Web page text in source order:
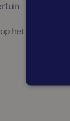
het Open Huis